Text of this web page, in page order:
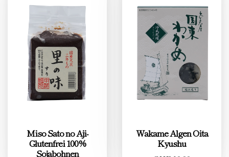
Miso Sato no Aji-
Glutenfrei 100%
Sojabohnen
Wakame Algen Oita
Kyushu